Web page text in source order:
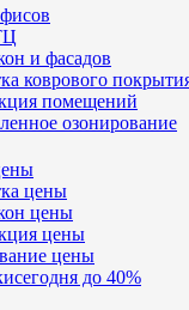
и фасадов
коврового
помещений
озонирование
цены
цены
цены
цены
сегодня до 40%